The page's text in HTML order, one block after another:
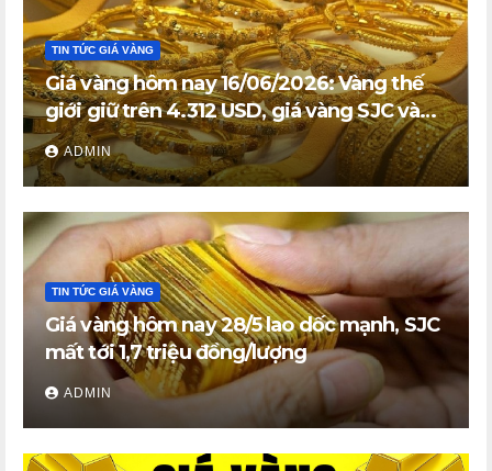
TIN TỨC GIÁ VÀNG
Giá vàng hôm nay 16/06/2026: Vàng thế
giới giữ trên 4.312 USD, giá vàng SJC và
vàng nhẫn trong nước đi ngang
ADMIN
TIN TỨC GIÁ VÀNG
Giá vàng hôm nay 28/5 lao dốc mạnh, SJC
mất tới 1,7 triệu đồng/lượng
ADMIN